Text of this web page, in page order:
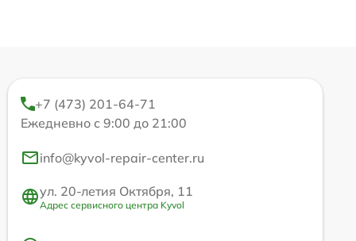
+7 (473) 201-64-71
Ежедневно с 9:00 до 21:00
info@kyvol-repair-center.ru
ул. 20-летия Октября, 11
Адрес сервисного центра Kyvol